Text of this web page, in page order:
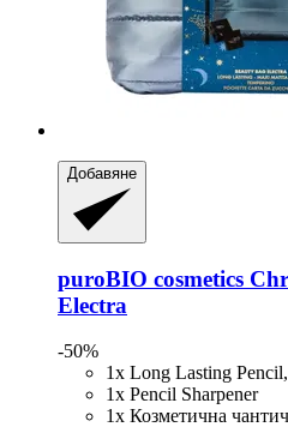
Добавяне
puroBIO cosmetics
Electra
-50%
1x Long Lasting
1x Pencil Sharpener
1x Козметична